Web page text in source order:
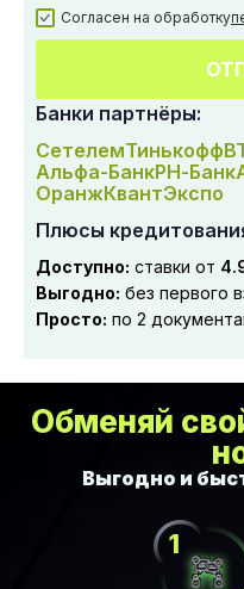
Согласен на обработку
Банки партнёры:
СетелемТинькофф
Альфа-БанкРН-Банк
ОранжКвантЭкспо
Плюсы
Доступно: ставки от
Выгодно: без первого
Просто: по 2
Обменяй